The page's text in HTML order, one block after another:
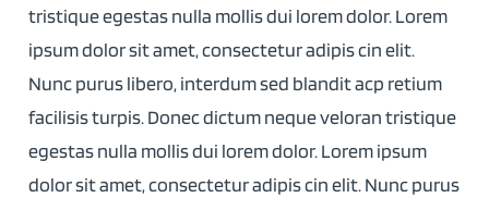
tristique egestas nulla mollis dui lorem dolor. Lorem
ipsum dolor sit amet, consectetur adipis cin elit.
Nunc purus libero, interdum sed blandit acp retium
facilisis turpis. Donec dictum neque veloran tristique
egestas nulla mollis dui lorem dolor. Lorem ipsum
dolor sit amet, consectetur adipis cin elit. Nunc purus